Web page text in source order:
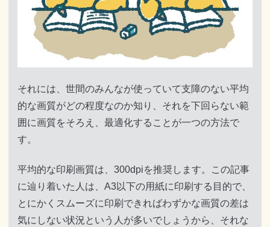
それには、世間のみんなが使っていて支障のない平均
的な画質がどの程度なのか知り、それを下回らない範
囲に画質をそろえ、最適化することが一つの方法で
す。
平均的な印刷画質は、300dpiを推奨します。この記事
に辿り着いた人は、A3以下の用紙に印刷する目的で、
とにかくスムーズに印刷できればわずかな画質の差は
気にしない状況という人が多いでしょうから、それな